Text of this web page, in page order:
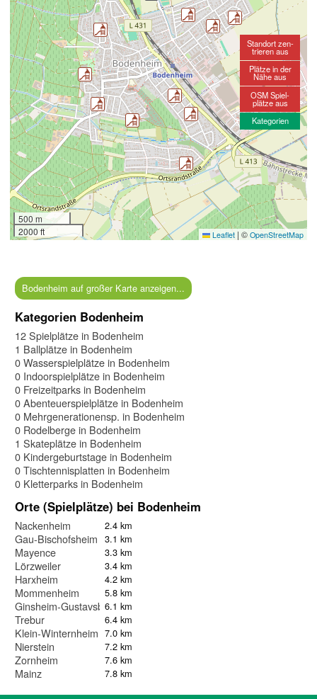
500 m
2000 ft
Leaflet | © OpenStreetMap
Standort zen-
trieren aus
Plätze in der
Nähe aus
OSM Spiel-
plätze aus
Kategorien
Bodenheim auf großer Karte anzeigen...
Kategorien Bodenheim
12 Spielplätze in Bodenheim
1 Ballplätze in Bodenheim
0 Wasserspielplätze in Bodenheim
0 Indoorspielplätze in Bodenheim
0 Freizeitparks in Bodenheim
0 Abenteuerspielplätze in Bodenheim
0 Mehrgenerationensp. in Bodenheim
0 Rodelberge in Bodenheim
1 Skateplätze in Bodenheim
0 Kindergeburtstage in Bodenheim
0 Tischtennisplatten in Bodenheim
0 Kletterparks in Bodenheim
Orte (Spielplätze) bei Bodenheim
Nackenheim 2.4 km
Gau-Bischofsheim 3.1 km
Mayence 3.3 km
Lörzweiler 3.4 km
Harxheim 4.2 km
Mommenheim 5.8 km
Ginsheim-Gustavsburg6.1 km
Trebur 6.4 km
Klein-Winternheim 7.0 km
Nierstein 7.2 km
Zornheim 7.6 km
Mainz 7.8 km